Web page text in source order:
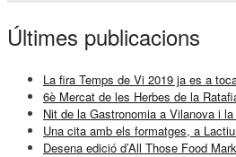
Últimes publicacions
La fira Temps de Vi 2019 ja es a
6è Mercat de les Herbes de la
Nit de la Gastronomia a Vilanova i
Una cita amb els formatges, a
Desena edició d’All Those Food